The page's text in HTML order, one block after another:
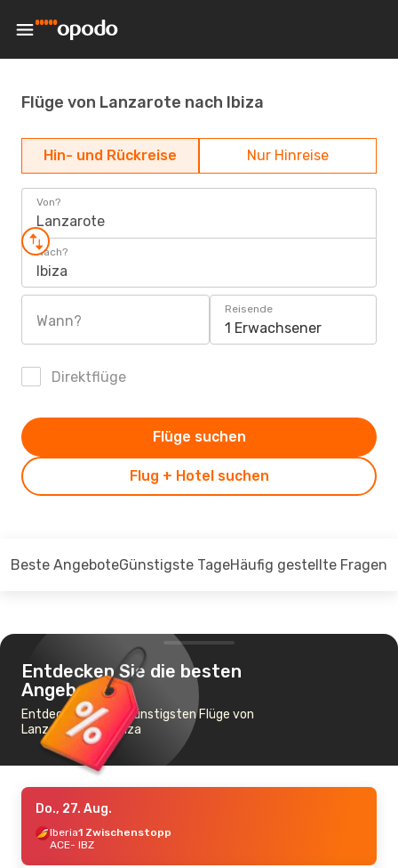
Flüge von Lanzarote nach Ibiza
Hin- und Rückreise Nur Hinreise
Von?
Lanzarote
Nach?
Ibiza
Wann?
Reisende
1 Erwachsener
Direktflüge
Flug + Hotel suchen
Flüge suchen
Beste AngeboteGünstigste TageHäufig gestellte Fragen
Entdecken Sie die besten
Angebote
Entdecken Sie die günstigsten Flüge von
Lanzarote nach Ibiza
Do., 27. Aug.
Iberia1 Zwischenstopp
ACE- IBZ